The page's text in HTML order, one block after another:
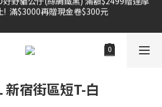
親節全館褲類任選兩件88折!!!
!  滿$3000再贈現金卷$300元
親節全館褲類任選兩件88折!!!
新宿街區短T-白